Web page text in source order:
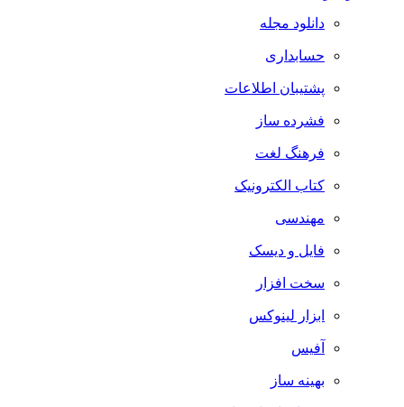
دانلود مجله
حسابداری
پشتیبان اطلاعات
فشرده ساز
فرهنگ لغت
کتاب الکترونیک
مهندسی
فایل و دیسک
سخت افزار
ابزار لینوکس
آفیس
بهینه ساز